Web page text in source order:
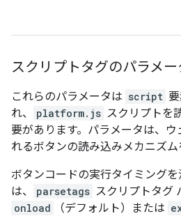
スクリプトタグのパラメー
これらのパラメータは script
れ、
platform.js スクリプトを
要があります。パラメータは、
れるボタンの読み込みメカニズム
ボタンコードの実行タイミング
は、
parsetags スクリプトタグ
onload
（デフォルト）または